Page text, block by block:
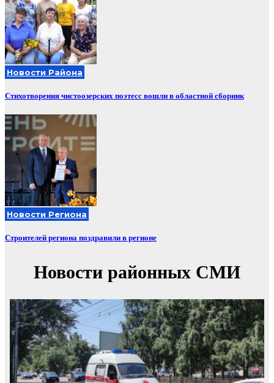
Новости Района
Стихотворения чистоозерских поэтесс вошли в областной сборник
Новости Региона
Строителей региона поздравили в регионе